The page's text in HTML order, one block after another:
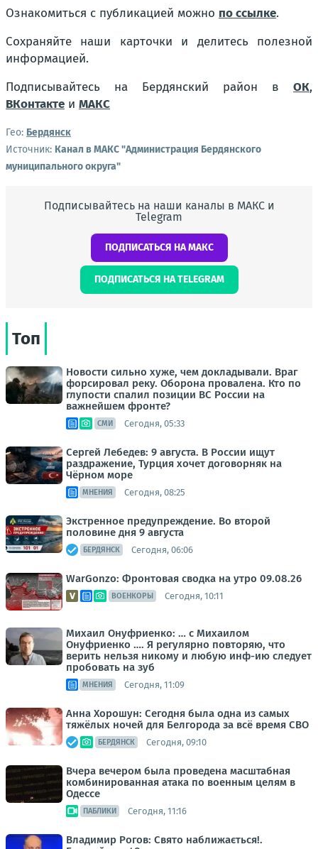
Ознакомиться с публикацией можно по ссылке.
Сохраняйте наши карточки и делитесь полезной
информацией.
Подписывайтесь на Бердянский район в ОК,
ВКонтакте и МАКС
Гео: Бердянск
Источник: Канал в МАКС "Администрация Бердянского
муниципального округа"
Подписывайтесь на наши каналы в МАКС и
Telegram
ПОДПИСАТЬСЯ НА МАКС
ПОДПИСАТЬСЯ НА TELEGRAM
Топ
Новости сильно хуже, чем докладывали. Враг
форсировал реку. Оборона провалена. Кто по
глупости спалил позиции ВС России на
важнейшем фронте?
СМИ Сегодня, 05:33
Сергей Лебедев: 9 августа. В России ищут
раздражение, Турция хочет договорняк на
Чёрном море
МНЕНИЯ Сегодня, 08:25
Экстренное предупреждение. Во второй
половине дня 9 августа
БЕРДЯНСК Сегодня, 06:06
WarGonzo: Фронтовая сводка на утро 09.08.26
ВОЕНКОРЫ Сегодня, 10:11
Михаил Онуфриенко: … с Михаилом
Онуфриенко …. Я регулярно повторяю, что
верить нельзя никому и любую инф-ию следует
пробовать на зуб
МНЕНИЯ Сегодня, 11:09
Анна Хорошун: Сегодня была одна из самых
тяжёлых ночей для Белгорода за всё время СВО
БЕРДЯНСК Сегодня, 09:10
Вчера вечером была проведена масштабная
комбинированная атака по военным целям в
Одессе
ПАБЛИКИ Сегодня, 11:16
Владимир Рогов: Свято наближається!.